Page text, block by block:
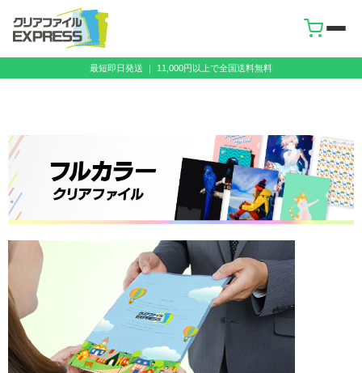
最短即日発送 ｜ 11,000円以上で全国送料無料